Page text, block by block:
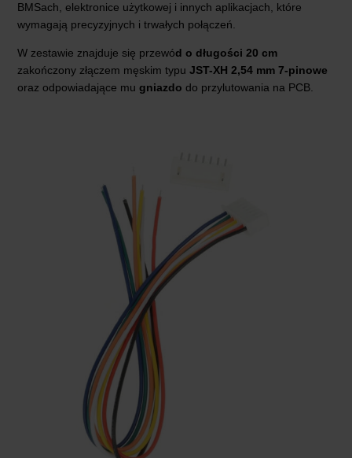
BMSach, elektronice użytkowej i innych aplikacjach, które
wymagają precyzyjnych i trwałych połączeń.
W zestawie znajduje się przewód o długości 20 cm
zakończony złączem męskim typu JST-XH 2,54 mm 7-pinowe
oraz odpowiadające mu gniazdo do przylutowania na PCB.